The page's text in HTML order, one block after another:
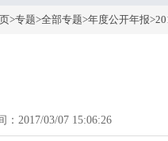
>专题>全部专题>年度公开年报>
：2017/03/07 15:06:26